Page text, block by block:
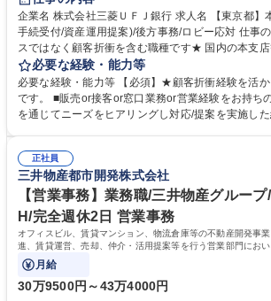
企業名 株式会社三菱ＵＦＪ銀行 求人名 【東京都】本支店の窓口業務(事務
手続受付/資産運用提案)/後方事務/ロビー応対 仕事の内容 ★バックオフィ
スではなく顧客折衝を含む職種です★ 国内の本支
事していただきます。 ■窓口/後方/ロビーにて事務手
ーション、お客様対応 ■窓口にて、ご来店された個人のお客様に対して金
融商品のご提案 ■効率的な事務運用の検討・構築等
に必ずご覧ください≫ ※記事 https://
必要な経験・能力等
必要な経験・能力等 【必須】★顧客折衝経験を活
です。 ■販売or接客or窓口業務or営業経験をお持ち
を通じてニーズをヒアリングし対応/提案を実施した経験必須 ■
るので安心して入行いただけます。 幅広いキャリア
や社内副業等を活用し、 一人ひとりが挑戦できるカ
ます。 学歴・資格 学歴：大学院 大学 高専 短大 専修学校 高校 語学力：
資格：
正社員
三井物産都市開発株式会社
【営業事務】業務職/三井物産グルー
H/完全週休2日 営業事務
オフィスビル、賃貸マンション、物流倉庫等の不動産開発事
進、賃貸運営、売却、仲介・活用提案等を行う営業部門におい
ます。
月給
30万9500円～43万4000円